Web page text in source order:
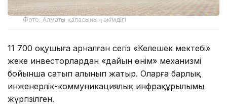
Фото: Алматы қаласының әкімдігі
11 700 оқушыға арналған сегіз «Келешек мектебі»
жеке инвесторлардан «дайын өнім» механизмі
бойынша сатып алынып жатыр. Оларға барлық
инженерлік-коммуникациялық инфрақұрылымы
жүргізілген.